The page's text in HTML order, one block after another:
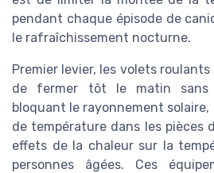
pendant chaque épisode de
le rafraîchissement nocturne.
Premier levier, les volets
de fermer tôt le matin sans
bloquant le rayonnement solaire,
de température dans les pièces
effets de la chaleur sur la
personnes âgées. Ces